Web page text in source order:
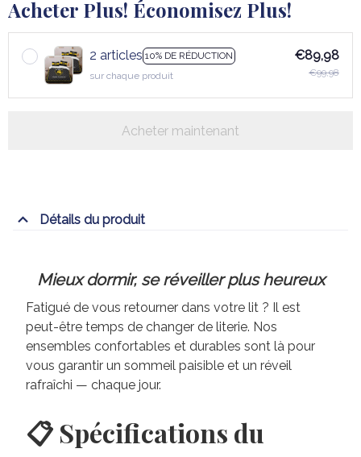
Acheter Plus! Économisez Plus!
2 articles 10% DE RÉDUCTION
sur chaque produit
€89,98
€99,98
Acheter maintenant
Détails du produit
Mieux dormir, se réveiller plus heureux
Fatigué de vous retourner dans votre lit ? Il est
peut-être temps de changer de literie. Nos
ensembles confortables et durables sont là pour
vous garantir un sommeil paisible et un réveil
rafraîchi — chaque jour.
📋 Spécifications du